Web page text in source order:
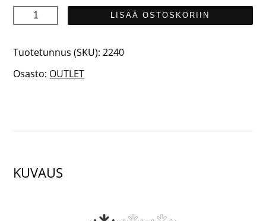
määrä
LISÄÄ OSTOSKORIIN
Tuotetunnus (SKU):2240
Osasto: OUTLET
KUVAUS